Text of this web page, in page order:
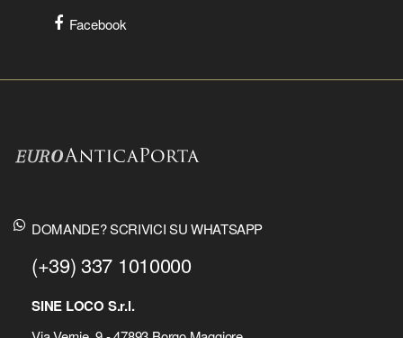
Facebook
DOMANDE? SCRIVICI SU WHATSAPP
(+39) 337 1010000
SINE LOCO S.r.l.